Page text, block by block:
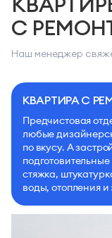
С
Наш менеджер
КВАРТИРА С
Предчистовая
любые
по вкусу. А
стяжка,
воды, отопления и